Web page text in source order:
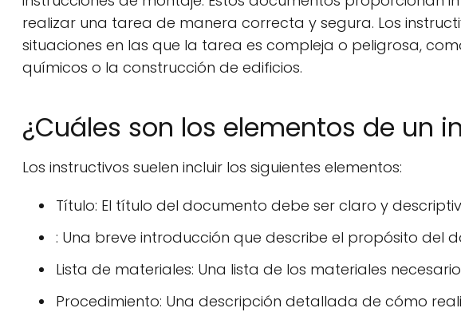
realizar una tarea de manera correcta y segura. Los
situaciones en las que la tarea es compleja o peligrosa,
químicos o la construcción de edificios.
¿Cuáles son los elementos de un
Los instructivos suelen incluir los siguientes elementos:
Título: El título del documento debe ser claro y
: Una breve introducción que describe el propósito del
Lista de materiales: Una lista de los materiales
Procedimiento: Una descripción detallada de cómo